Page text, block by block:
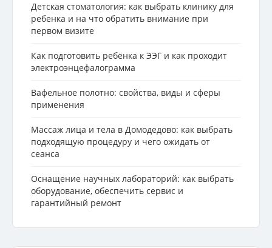
Детская стоматология: как выбрать клинику для
ребенка и на что обратить внимание при
первом визите
Как подготовить ребёнка к ЭЭГ и как проходит
электроэнцефалограмма
Вафельное полотно: свойства, виды и сферы
применения
Массаж лица и тела в Домодедово: как выбрать
подходящую процедуру и чего ожидать от
сеанса
Оснащение научных лабораторий: как выбрать
оборудование, обеспечить сервис и
гарантийный ремонт